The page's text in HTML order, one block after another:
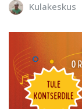
Kulakeskus